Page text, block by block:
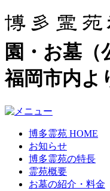
園・お墓（
福岡市内よ
博多霊苑 HOME
お知らせ
博多霊苑の特長
霊苑概要
お墓の紹介・料金